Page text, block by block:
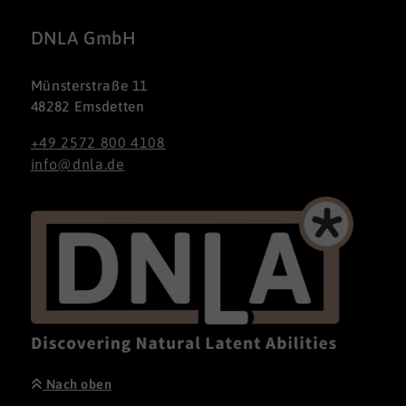
DNLA GmbH
Münsterstraße 11
48282 Emsdetten
+49 2572 800 4108
info@dnla.de
Nach oben